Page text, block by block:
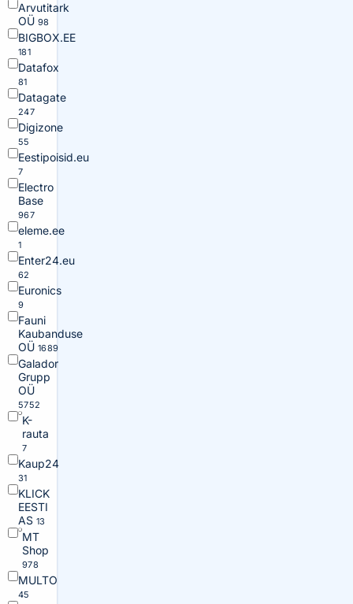
Arvutitark
OÜ 98
BIGBOX.EE
181
Datafox
81
Datagate
247
Digizone
55
Eestipoisid.eu
7
Electro
Base
967
eleme.ee
1
Enter24.eu
62
Euronics
9
Fauni
Kaubanduse
OÜ 1689
Galador
Grupp
OÜ
5752
K-
rauta
7
Kaup24
31
KLICK
EESTI
AS 13
MT
Shop
978
MULTO
45